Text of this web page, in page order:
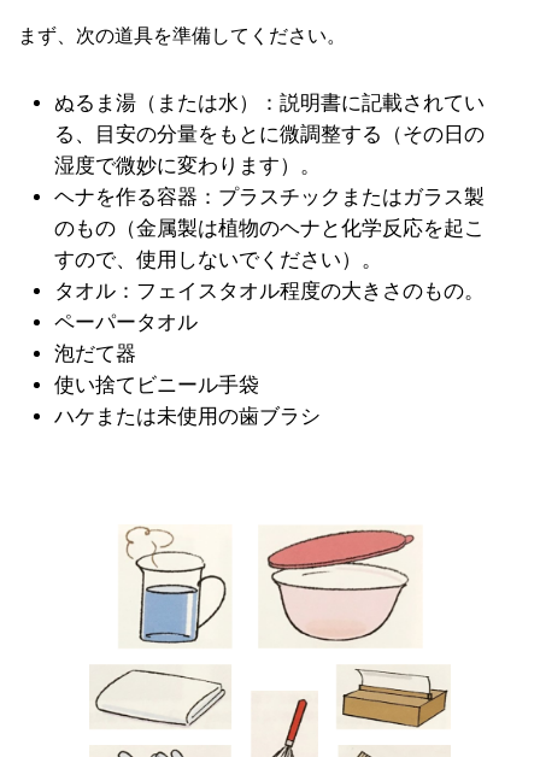
まず、次の道具を準備してください。
ぬるま湯（または水）：説明書に記載されてい
る、目安の分量をもとに微調整する（その日の
湿度で微妙に変わります）。
ヘナを作る容器：プラスチックまたはガラス製
のもの（金属製は植物のヘナと化学反応を起こ
すので、使用しないでください）。
タオル：フェイスタオル程度の大きさのもの。
ペーパータオル
泡だて器
使い捨てビニール手袋
ハケまたは未使用の歯ブラシ